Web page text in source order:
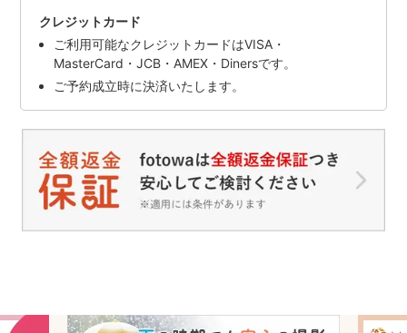
クレジットカード
ご利用可能なクレジットカードはVISA・
MasterCard・JCB・AMEX・Dinersです。
ご予約成立時に決済いたします。